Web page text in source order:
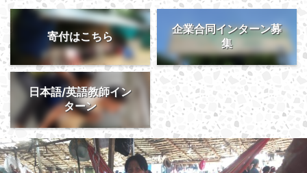
寄付はこちら
企業合同インターン募
集
日本語/英語教師イン
ターン